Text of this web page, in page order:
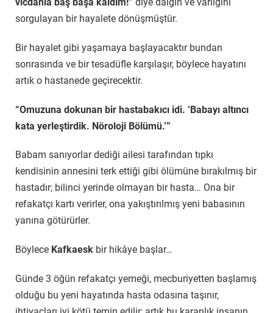
sorgulayan bir hayalete dönüşmüştür.
Bir hayalet gibi yaşamaya başlayacaktır bundan
sonrasında ve bir tesadüfle karşılaşır, böylece hayatını
artık o hastanede geçirecektir.
“Omuzuna dokunan bir hastabakıcı idi. ‘Babayı altıncı
kata yerleştirdik. Nöroloji Bölümü.’”
Babam sanıyorlar dediği ailesi tarafından tıpkı
kendisinin annesini terk ettiği gibi ölümüne bırakılmış bir
hastadır; bilinci yerinde olmayan bir hasta… Ona bir
refakatçı kartı verirler, ona yakıştırılmış yeni babasının
yanına götürürler.
Böylece Kafkaesk bir hikâye başlar…
Günde 3 öğün refakatçı yemeği, mecburiyetten başlamış
olduğu bu yeni hayatında hasta odasına taşınır,